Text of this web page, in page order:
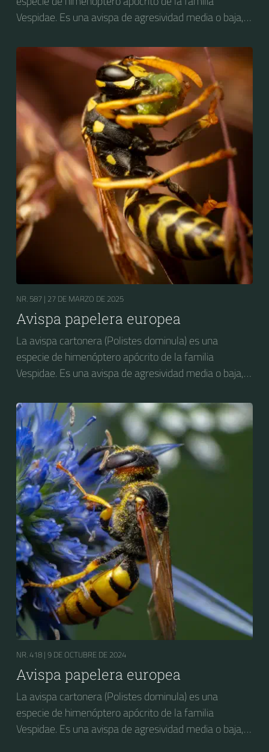
Vespidae. Es una avispa de agresividad media o baja,
impacto negativo hacia las actividades agropecuarias,
particularmente la fruticultura. Es nativa de Europa y
del norte de África pero ha sido introducida
accidentalmente en Estados Unidos y en la zona
cordillerana de Argentina y Chile, donde está bien
establecida.
NR. 587 | 27 DE MARZO DE 2025
Avispa papelera europea
La avispa cartonera (Polistes dominula) es una
especie de himenóptero apócrito de la familia
Vespidae. Es una avispa de agresividad media o baja,
impacto negativo hacia las actividades agropecuarias,
particularmente la fruticultura. Es nativa de Europa y
del norte de África pero ha sido introducida
accidentalmente en Estados Unidos y en la zona
cordillerana de Argentina y Chile, donde está bien
establecida.
NR. 418 | 9 DE OCTUBRE DE 2024
Avispa papelera europea
La avispa cartonera (Polistes dominula) es una
especie de himenóptero apócrito de la familia
Vespidae. Es una avispa de agresividad media o baja,